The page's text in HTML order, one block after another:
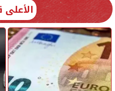
الأعلى